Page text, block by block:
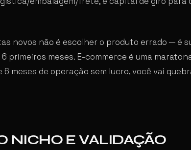
novos não é escolher o produto errado — é
meses. E-commerce é uma
meses de operação sem lucro, você vai
NICHO E VALIDAÇÃO